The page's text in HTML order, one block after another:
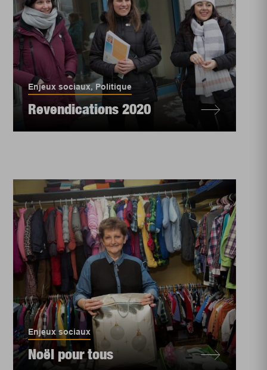
Enjeux sociaux, Politique
Revendications 2020
Enjeux sociaux
Noël pour tous